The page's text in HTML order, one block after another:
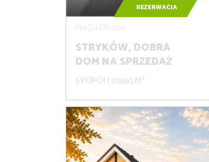
STRYKÓW, DOBRA
DOM NA SPRZEDAŻ
5 POKOI 219,00 M²
REZERWACJA